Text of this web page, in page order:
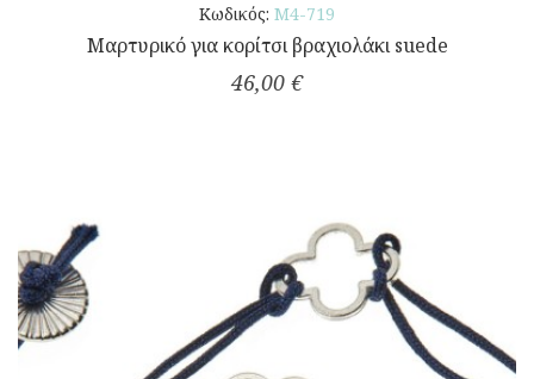
Κωδικός: M4-719
Μαρτυρικό για κορίτσι βραχιολάκι suede
46,00 €